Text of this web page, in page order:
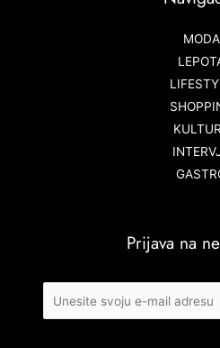
MODA
Prijava na